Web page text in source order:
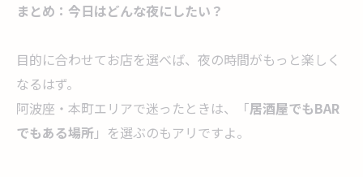
まとめ：今日はどんな夜にしたい？
目的に合わせてお店を選べば、夜の時間がもっと楽しく
なるはず。
阿波座・本町エリアで迷ったときは、「居酒屋でもBAR
でもある場所」を選ぶのもアリですよ。